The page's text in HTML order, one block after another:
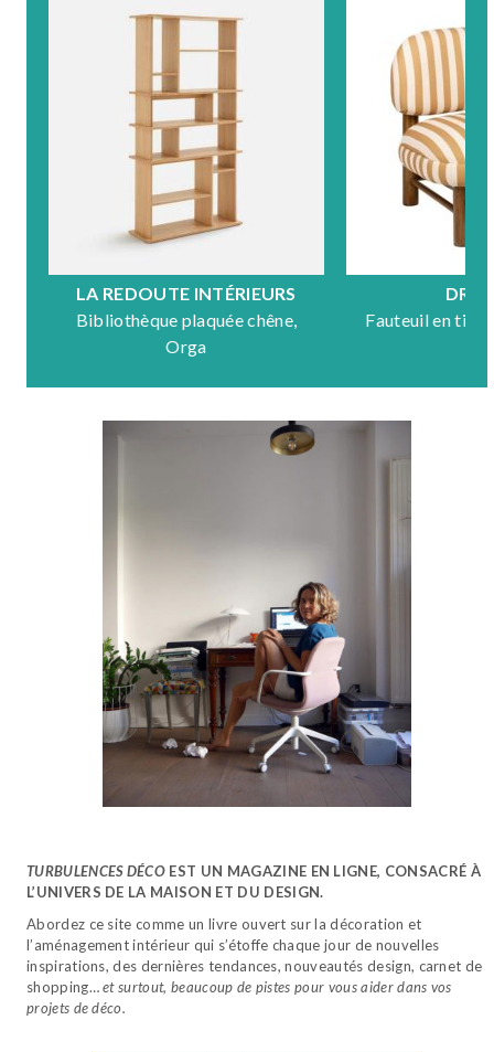
LA REDOUTE INTÉRIEURS
Bibliothèque plaquée chêne,
Orga
Fauteuil en
TURBULENCES DÉCO EST UN MAGAZINE EN LIGNE, CONSACRÉ À
L’UNIVERS DE LA MAISON ET DU DESIGN.
Abordez ce site comme un livre ouvert sur la décoration et
l’aménagement intérieur qui s’étoffe chaque jour de nouvelles
inspirations, des dernières tendances, nouveautés design, carnet de
shopping…et surtout, beaucoup de pistes pour vous aider dans vos
projets de déco.